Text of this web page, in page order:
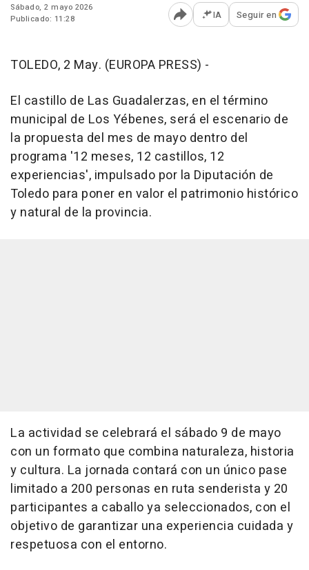
Sábado, 2 mayo 2026
Publicado: 11:28
Abrir opciones para
IA Seguir en
TOLEDO, 2 May. (EUROPA PRESS) -
El castillo de Las Guadalerzas, en el término
municipal de Los Yébenes, será el escenario de
la propuesta del mes de mayo dentro del
programa '12 meses, 12 castillos, 12
experiencias', impulsado por la Diputación de
Toledo para poner en valor el patrimonio histórico
y natural de la provincia.
La actividad se celebrará el sábado 9 de mayo
con un formato que combina naturaleza, historia
y cultura. La jornada contará con un único pase
limitado a 200 personas en ruta senderista y 20
participantes a caballo ya seleccionados, con el
objetivo de garantizar una experiencia cuidada y
respetuosa con el entorno.